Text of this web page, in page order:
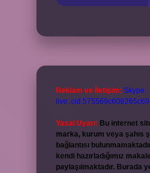
Reklam ve İletişim: Skype:
live:.cid.575569c608265c69
Yasal Uyarı: Bu internet
marka, kurum veya şahıs
bağlantısı
kendi hazırladığımız
paylaşılmaktadır. Burada